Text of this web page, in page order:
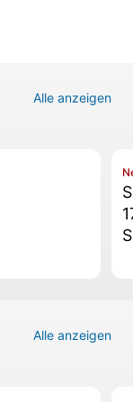
Alle anzeigen
Alle anzeigen